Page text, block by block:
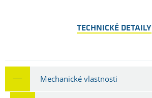
TECHNICKÉ DETAILY
Mechanické vlastnosti